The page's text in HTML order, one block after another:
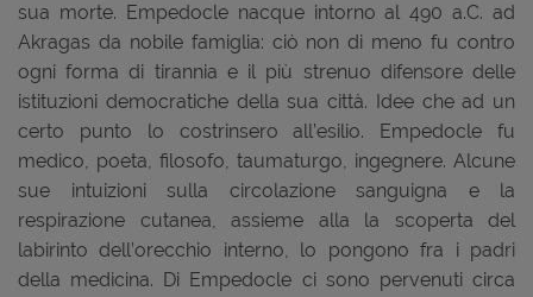
sua morte. Empedocle nacque intorno al 490 a.C. ad
Akragas da nobile famiglia: ciò non di meno fu contro
ogni forma di tirannia e il più strenuo difensore delle
istituzioni democratiche della sua città. Idee che ad un
certo punto lo costrinsero all’esilio. Empedocle fu
medico, poeta, filosofo, taumaturgo, ingegnere. Alcune
sue intuizioni sulla circolazione sanguigna e la
respirazione cutanea, assieme alla la scoperta del
labirinto dell’orecchio interno, lo pongono fra i padri
della medicina. Di Empedocle ci sono pervenuti circa